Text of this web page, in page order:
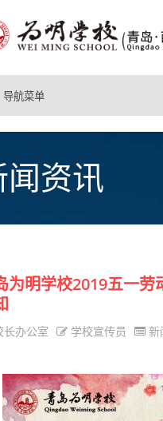
导航菜单
闻资讯
为明学校2019五一劳
长办公室 学校宣传员 新